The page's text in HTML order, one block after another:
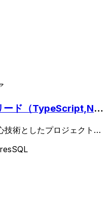
ード（TypeScript,Nex
術としたプロジェクトに
ャの策定、使用技術の選
理、サーバーサイドおよび
術連携・調整、プロジェク
ります。 実装者というよ